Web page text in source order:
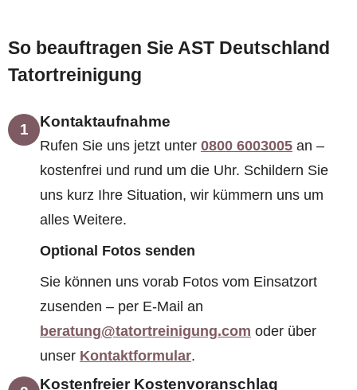
So beauftragen Sie AST Deutschland
Tatortreinigung
1 Kontaktaufnahme
Rufen Sie uns jetzt unter 0800 6003005 an –
kostenfrei und rund um die Uhr. Schildern Sie
uns kurz Ihre Situation, wir kümmern uns um
alles Weitere.
Optional Fotos senden
Sie können uns vorab Fotos vom Einsatzort
zusenden – per E-Mail an
beratung@tatortreinigung.com oder über
unser Kontaktformular.
Kostenfreier Kostenvoranschlag